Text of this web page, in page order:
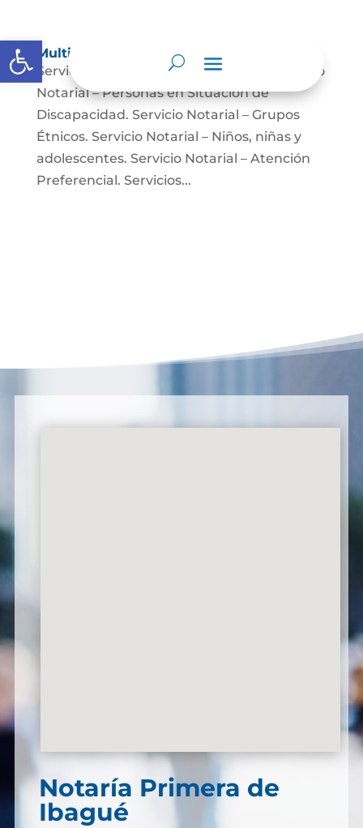
Abrir barra de herramientas
Multimedia
Servicio Notarial – Fuerzas Militares. Servicio
Notarial – Personas en Situación de
Discapacidad. Servicio Notarial – Grupos
Étnicos. Servicio Notarial – Niños, niñas y
adolescentes. Servicio Notarial – Atención
Preferencial. Servicios...
Notaría Primera de
Ibagué